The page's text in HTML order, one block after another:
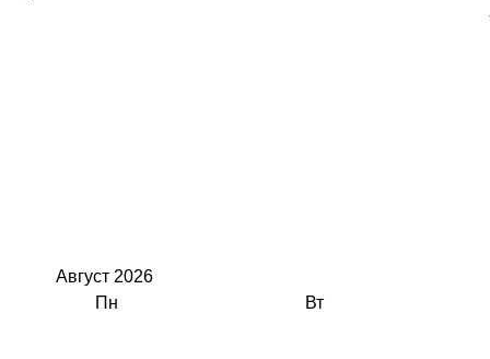
Август 2026
Пн
Вт